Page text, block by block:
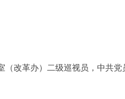
（改革办）二级巡视员，中共